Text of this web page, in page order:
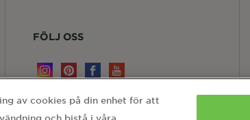
FÖLJ OSS
av cookies på din enhet för att